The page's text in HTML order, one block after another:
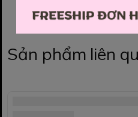
Sản phẩm liên